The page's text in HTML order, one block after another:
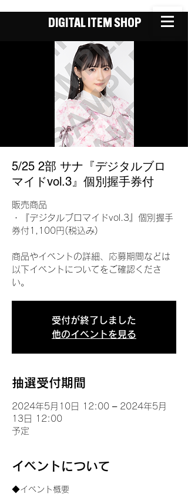
DIGITAL ITEM SHOP
5/25 2部 サナ『デジタルブロ
マイドvol.3』個別握手券付
販売商品
・『デジタルブロマイドvol.3』個別握手
券付1,100円(税込み)
商品やイベントの詳細、応募期間などは
以下イベントについてをご確認くださ
い。
受付が終了しました
他のイベントを見る
抽選受付期間
2024年5月10日 12:00 – 2024年5月
13日 12:00
予定
イベントについて
◆イベント概要